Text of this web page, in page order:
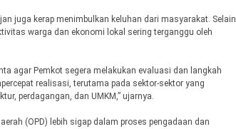
juga kerap menimbulkan keluhan dari masyarakat. Selain
warga dan ekonomi lokal sering terganggu oleh
agar Pemkot segera melakukan evaluasi dan langkah
realisasi, terutama pada sektor-sektor yang
perdagangan, dan UMKM,” ujarnya.
(OPD) lebih sigap dalam proses pengadaan dan